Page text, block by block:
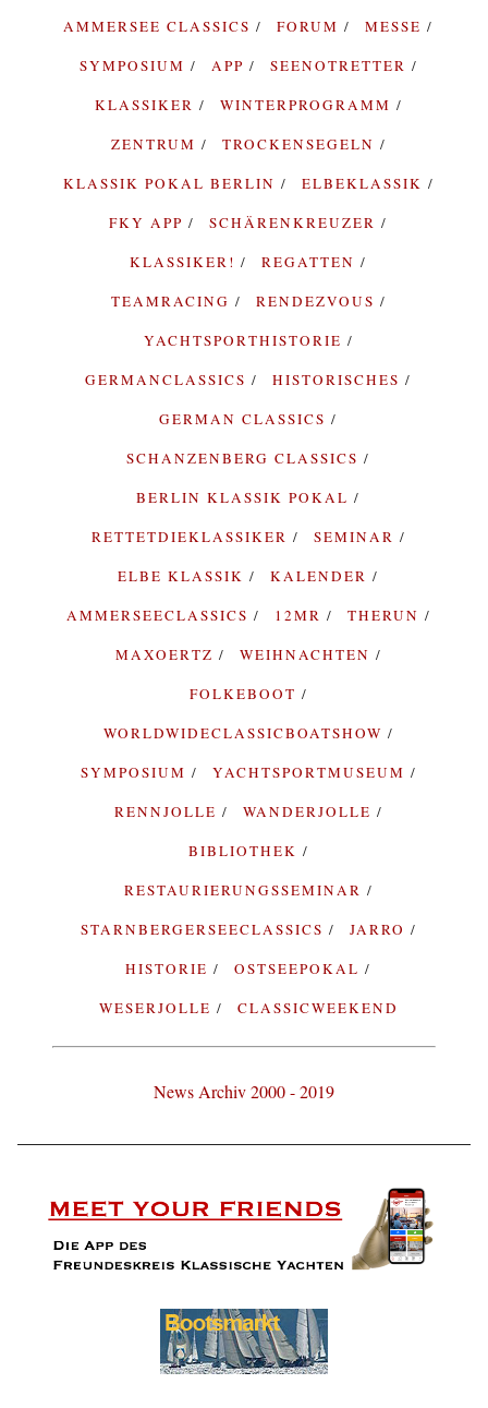
AMMERSEE CLASSICS FORUM
MESSE
SYMPOSIUM
APP
SEENOTRETTER
KLASSIKER
WINTERPROGRAMM
ZENTRUM
TROCKENSEGELN
KLASSIK POKAL BERLIN
ELBEKLASSIK
FKY APP
SCHÄRENKREUZER
KLASSIKER!
REGATTEN
TEAMRACING
RENDEZVOUS
YACHTSPORTHISTORIE
GERMANCLASSICS
HISTORISCHES
GERMAN CLASSICS
SCHANZENBERG CLASSICS
BERLIN KLASSIK POKAL
RETTETDIEKLASSIKER
SEMINAR
ELBE KLASSIK
KALENDER
AMMERSEECLASSICS
12MR
THERUN
MAXOERTZ
WEIHNACHTEN
FOLKEBOOT
WORLDWIDECLASSICBOATSHOW
SYMPOSIUM
YACHTSPORTMUSEUM
RENNJOLLE
WANDERJOLLE
BIBLIOTHEK
RESTAURIERUNGSSEMINAR
STARNBERGERSEECLASSICS
JARRO
HISTORIE
OSTSEEPOKAL
WESERJOLLE
CLASSICWEEKEND
News Archiv 2000 - 2019